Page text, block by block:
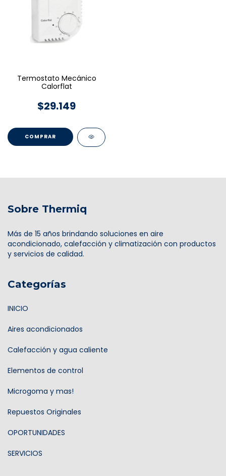
Termostato Mecánico
Calorflat
$29.149
Sobre Thermiq
Más de 15 años brindando soluciones en aire
acondicionado, calefacción y climatización con productos
y servicios de calidad.
Categorías
INICIO
Aires acondicionados
Calefacción y agua caliente
Elementos de control
Microgoma y mas!
Repuestos Originales
OPORTUNIDADES
SERVICIOS